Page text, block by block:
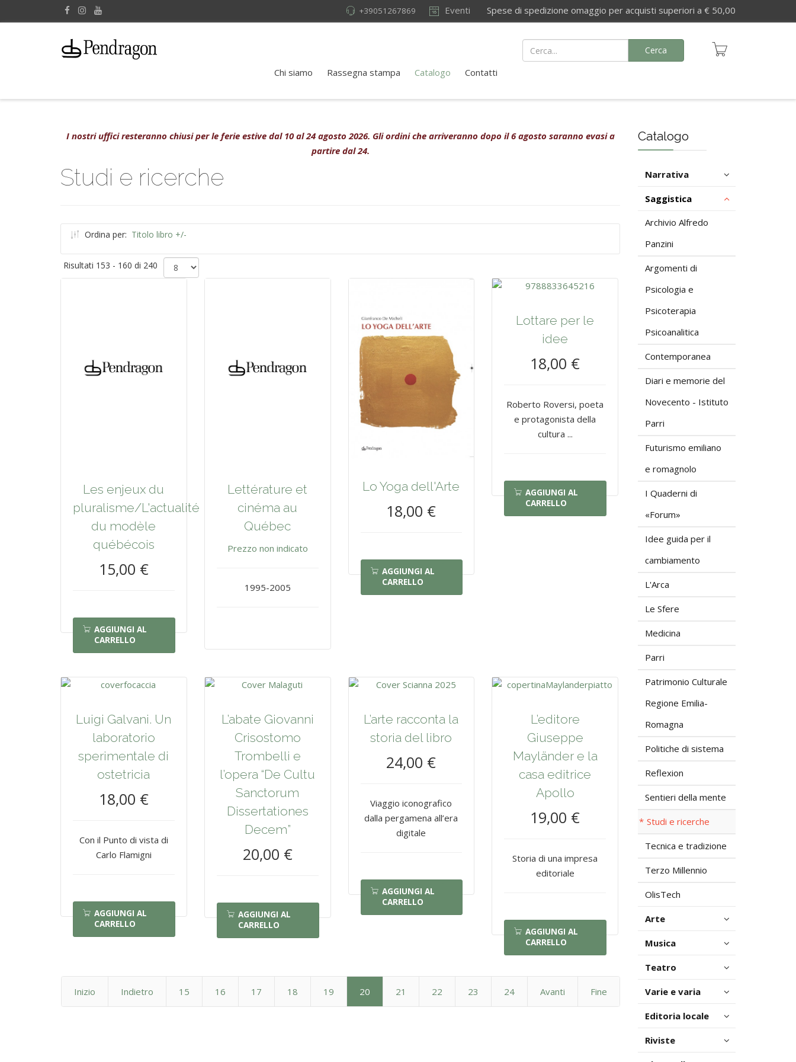
Eventi Spese di spedizione omaggio per acquisti superiori a € 50,00
+39051267869
Chi siamo Rassegna stampa Catalogo Contatti
Cerca
I nostri uffici resteranno chiusi per le ferie estive dal 10 al 24 agosto 2026. Gli ordini che arriveranno dopo il 6 agosto saranno evasi a
partire dal 24.
Studi e ricerche
Ordina per: Titolo libro +/-
Risultati 153 - 160 di 240
Les enjeux du
pluralisme/L'actualité
du modèle
québécois
15,00 €
AGGIUNGI AL
CARRELLO
Lettérature et
cinéma au
Québec
Prezzo non indicato
1995-2005
Lo Yoga dell'Arte
18,00 €
AGGIUNGI AL
CARRELLO
Lottare per le
idee
18,00 €
Roberto Roversi, poeta
e protagonista della
cultura ...
AGGIUNGI AL
CARRELLO
Luigi Galvani. Un
laboratorio
sperimentale di
ostetricia
18,00 €
Con il Punto di vista di
Carlo Flamigni
AGGIUNGI AL
CARRELLO
L’abate Giovanni
Crisostomo
Trombelli e
l’opera “De Cultu
Sanctorum
Dissertationes
Decem”
20,00 €
AGGIUNGI AL
CARRELLO
L’arte racconta la
storia del libro
24,00 €
Viaggio iconografico
dalla pergamena all’era
digitale
AGGIUNGI AL
CARRELLO
L’editore
Giuseppe
Mayländer e la
casa editrice
Apollo
19,00 €
Storia di una impresa
editoriale
AGGIUNGI AL
CARRELLO
Inizio Indietro 15 16 17 18 19 20 21 22 23 24 Avanti Fine
Catalogo
Narrativa
Saggistica
Archivio Alfredo
Panzini
Argomenti di
Psicologia e
Psicoterapia
Psicoanalitica
Contemporanea
Diari e memorie del
Novecento - Istituto
Parri
Futurismo emiliano
e romagnolo
I Quaderni di
«Forum»
Idee guida per il
cambiamento
L'Arca
Le Sfere
Medicina
Parri
Patrimonio Culturale
Regione Emilia-
Romagna
Politiche di sistema
Reflexion
Sentieri della mente
Studi e ricerche
Tecnica e tradizione
Terzo Millennio
OlisTech
Arte
Musica
Teatro
Varie e varia
Editoria locale
Riviste